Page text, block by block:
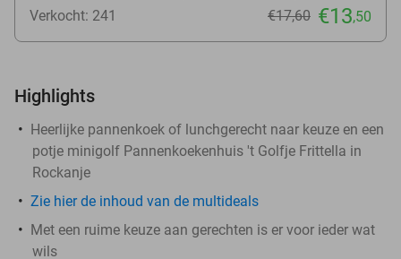
Verkocht: 241 €17,60 €13,50
Highlights
Heerlijke pannenkoek of lunchgerecht naar keuze en een
potje minigolf Pannenkoekenhuis 't Golfje Frittella in
Rockanje
Zie hier de inhoud van de multideals
Met een ruime keuze aan gerechten is er voor ieder wat
wils